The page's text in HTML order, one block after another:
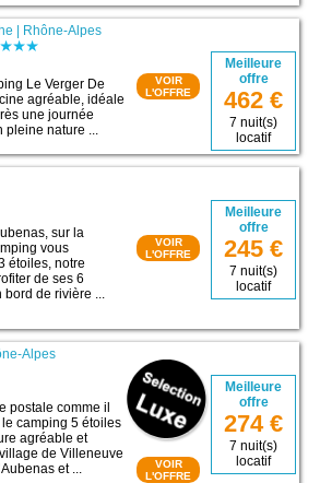
| Rhône-Alpes
Le Verger De
agréable, idéale
une journée
nature ...
Meilleure
offre
462 €
7 nuit(s)
locatif
VOIR
L'OFFRE
sur la
vous
étoiles, notre
de ses 6
de rivière ...
Meilleure
offre
245 €
7 nuit(s)
locatif
VOIR
L'OFFRE
Alpes
postale comme il
camping 5 étoiles
agréable et
de Villeneuve
et ...
Meilleure
offre
274 €
7 nuit(s)
locatif
VOIR
L'OFFRE